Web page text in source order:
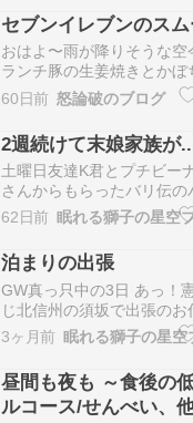
セブンイレブンのス
おはよ〜雨が降りそうな
ランチ豚の生姜焼きとか
日終わり〜帰りま〜す！
しい夕暮れ帰宅万歩計は
晩ごはんは野菜炒め今夜
ムージー半額セールだった
60日前 怒論破のブログ
2週続けて末娘家族が
土曜日友達K君とプチビー
さんからもらったバリ伝の
るジジイ2台を並べて暫し
郡と聖秀吉 懐かしい〜‼️刀
は750Fが好きだわ〜‼️夕方
族が！当然、黒い相棒も来
62日前 眠れる獅子の星空
泊まりの出張
GW真っ只中の3日 あっ！
じ北信州の須坂で出張のお
りでして仕事が終わって
取れたホテルに着いたら
ウの隣りでして一緒に出
ホウで‼️俺がブログをやっ
には内緒な…
3ヶ月前 眠れる獅子の星空
昼間も夜も ～食後の
ルコース/せんべい、